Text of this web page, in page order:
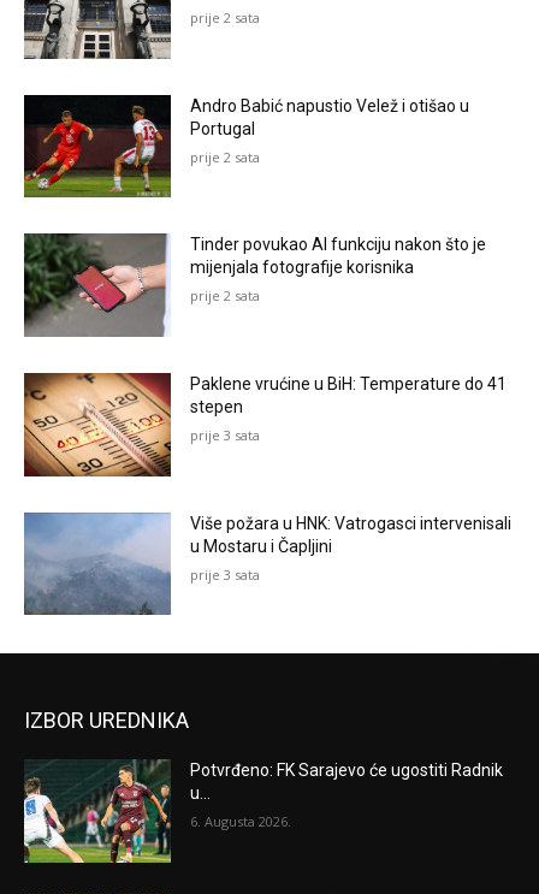
prije 2 sata
Andro Babić napustio Velež i otišao u
Portugal
prije 2 sata
Tinder povukao AI funkciju nakon što je
mijenjala fotografije korisnika
prije 2 sata
Paklene vrućine u BiH: Temperature do 41
stepen
prije 3 sata
Više požara u HNK: Vatrogasci intervenisali
u Mostaru i Čapljini
prije 3 sata
IZBOR UREDNIKA
Potvrđeno: FK Sarajevo će ugostiti Radnik
u...
6. Augusta 2026.